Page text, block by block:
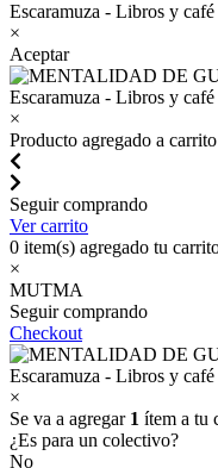
×
Aceptar
×
Producto agregado a carrito
Seguir comprando
Ver carrito
0 item(s) agregado tu
×
MUTMA
Seguir comprando
Checkout
×
Se va a agregar 1 ítem a tu
¿Es para un colectivo?
No